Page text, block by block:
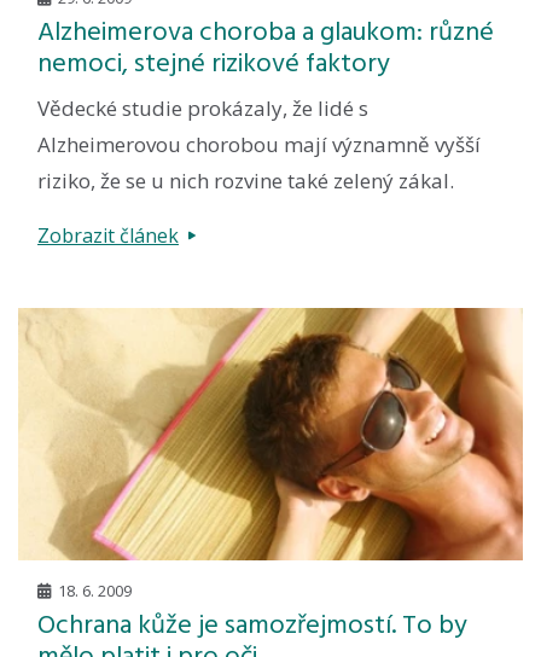
Alzheimerova choroba a glaukom: různé
nemoci, stejné rizikové faktory
Vědecké studie prokázaly, že lidé s
Alzheimerovou chorobou mají významně vyšší
riziko, že se u nich rozvine také zelený zákal.
Zobrazit článek
18. 6. 2009
Ochrana kůže je samozřejmostí. To by